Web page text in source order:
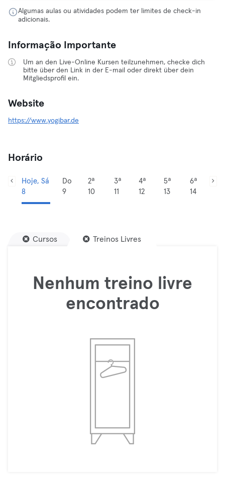
Algumas aulas ou atividades podem ter limites de check-in
adicionais.
Informação Importante
Um an den Live-Online Kursen teilzunehmen, checke dich
bitte über den Link in der E-mail oder direkt über dein
Mitgliedsprofil ein.
Website
https://www.yogibar.de
Horário
Hoje, Sá
8
Do
9
2ª
10
3ª
11
4ª
12
5ª
13
6ª
14
Cursos Treinos Livres
Nenhum treino livre
encontrado